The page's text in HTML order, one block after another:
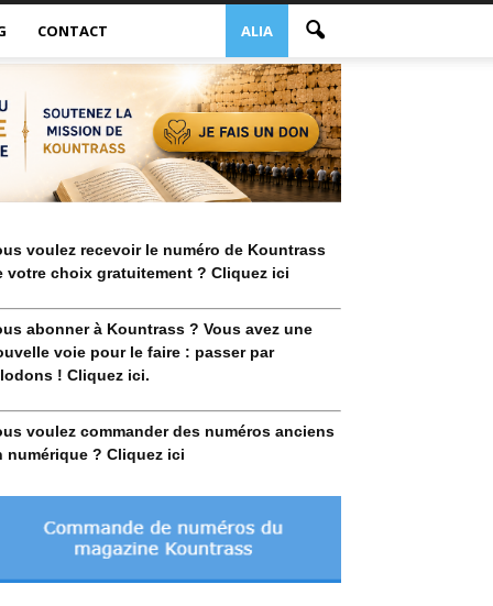
ALIA
CONTACT
voulez recevoir le numéro de Kountrass
votre choix gratuitement ? Cliquez ici
abonner à Kountrass ? Vous avez une
voie pour le faire : passer par
! Cliquez ici.
voulez commander des numéros anciens
numérique ? Cliquez ici